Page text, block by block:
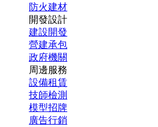
防火建材
開發設計
建設開發
營建承包
政府機關
周邊服務
設備租賃
技師檢測
模型招牌
廣告行銷